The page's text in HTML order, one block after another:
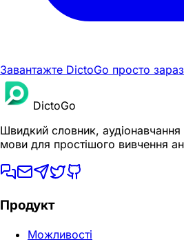
Завантажте DictoGo просто зараз
DictoGo
Швидкий словник, аудіонавчання
мови для простішого вивчення
Продукт
Можливості